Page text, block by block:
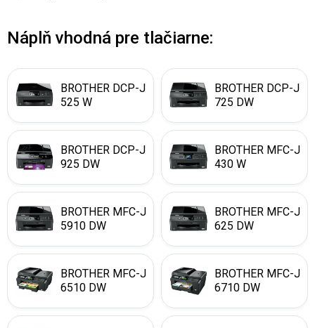
Náplň vhodná pre tlačiarne:
BROTHER DCP-J
525 W
BROTHER DCP-J
725 DW
BROTHER DCP-J
925 DW
BROTHER MFC-J
430 W
BROTHER MFC-J
5910 DW
BROTHER MFC-J
625 DW
BROTHER MFC-J
6510 DW
BROTHER MFC-J
6710 DW